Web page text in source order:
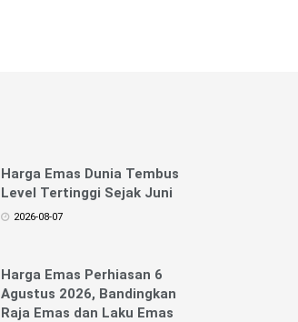
Harga Emas Dunia Tembus
Level Tertinggi Sejak Juni
2026-08-07
Harga Emas Perhiasan 6
Agustus 2026, Bandingkan
Raja Emas dan Laku Emas